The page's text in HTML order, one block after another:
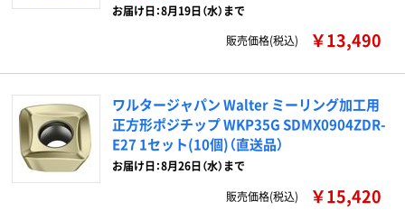
お届け日：8月19日（水）まで
販売価格(税込)
￥13,490
ワルタージャパン Walter ミーリング加工用
正方形ポジチップ WKP35G SDMX0904ZDR-
E27 1セット(10個)（直送品）
お届け日：8月26日（水）まで
販売価格(税込)
￥15,420